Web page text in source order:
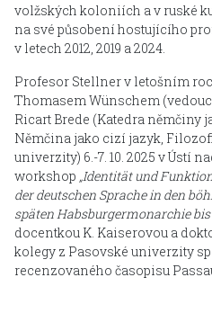
volžských koloniích a v ruské
na své působení hostujícího
v letech 2012, 2019 a 2024.
Profesor Stellner v letošním
Thomasem Wünschem
Ricart Brede (Katedra němčiny
Němčina jako cizí jazyk,
univerzity) 6.-7. 10. 2025 v Ústí
workshop „Identität und
der deutschen Sprache in den
späten Habsburgermonarchie bis
docentkou K. Kaiserovou a
kolegy z Pasovské univerzity
recenzovaného časopisu